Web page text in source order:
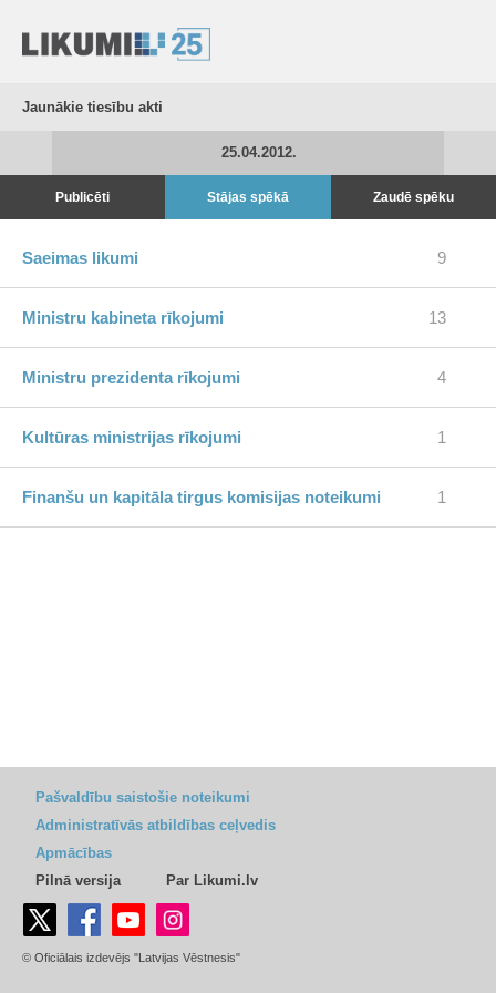
Jaunākie tiesību akti
25.04.2012.
Publicēti Stājas spēkā Zaudē spēku
Saeimas likumi 9
Ministru kabineta rīkojumi 13
Ministru prezidenta rīkojumi 4
Kultūras ministrijas rīkojumi 1
Finanšu un kapitāla tirgus komisijas noteikumi 1
Pašvaldību saistošie noteikumi
Administratīvās atbildības ceļvedis
Apmācības
Pilnā versija
Par Likumi.lv
© Oficiālais izdevējs "Latvijas Vēstnesis"